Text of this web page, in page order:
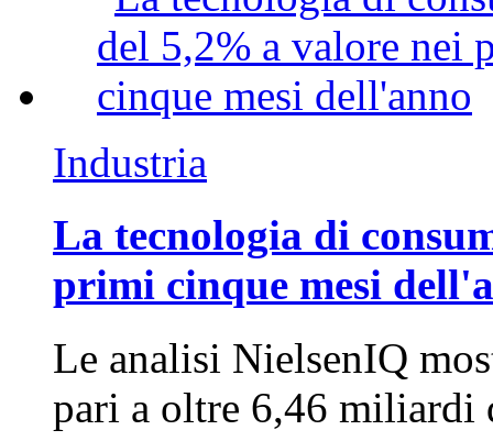
Industria
La tecnologia di
primi cinque mesi
Le analisi NielsenIQ
pari a oltre 6,46